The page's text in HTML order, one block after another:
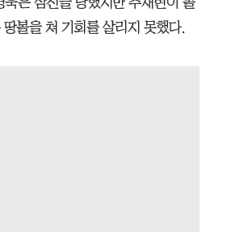
볼을 쳐 기회를 살리지 못했다.